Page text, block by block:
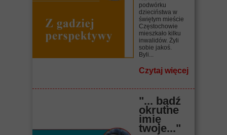
podwórku
dzieciństwa w
świętym mieście
Częstochowie
mieszkało kilku
inwalidów. Żyli
sobie jakoś.
Byli...
Czytaj więcej
"... bądź
okrutne
imię
twoje..."